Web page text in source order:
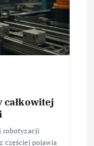
całkowitej
robotyzacji
częściej pojawia